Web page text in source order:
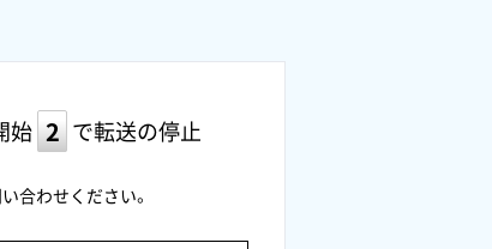
始 で転送の停止
合わせください。